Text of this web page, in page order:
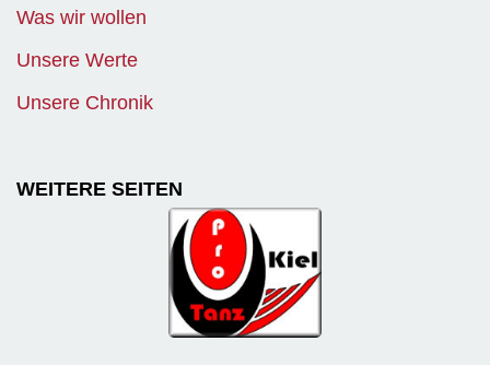
Was wir wollen
Unsere Werte
Unsere Chronik
WEITERE SEITEN